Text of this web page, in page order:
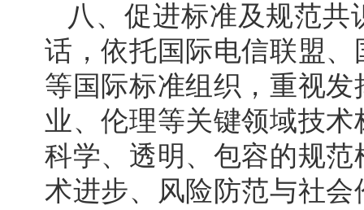
八、促进标准及规范
话，依托国际电信联盟
等国际标准组织，重视
业、伦理等关键领域技
科学、透明、包容的规
术进步、风险防范与社